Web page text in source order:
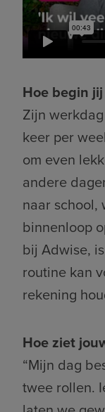
Hoe begin
Zijn
keer per
om even
andere
naar school,
binnenloop
bij Adwise,
routine kan
rekening
Hoe ziet
“Mijn dag
twee rollen.